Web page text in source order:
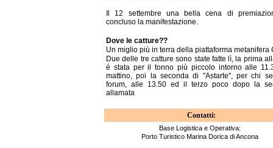
Il 12 settembre una bella cena di
concluso la manifestazione.
Dove le catture??
Un miglio più in terra della piattaforma metanifera
Due delle tre catture sono state fatte lì, la prima
é stata per il tonno più piccolo intorno alle
mattino, poi la seconda di "Astarte", per chi
forum, alle 13.50 ed il terzo poco dopo la
allamata
Contatti:
Base Logistica e Operativa:
Porto Turistico Marina Dorica di Ancona